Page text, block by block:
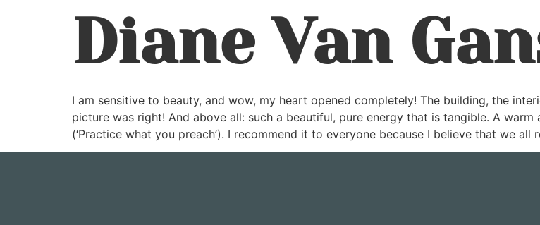
Diane Van
I am sensitive to beauty, and wow, my heart opened completely! The building, the
picture was right! And above all: such a beautiful, pure energy that is tangible. A
(‘Practice what you preach’). I recommend it to everyone because I believe that we all